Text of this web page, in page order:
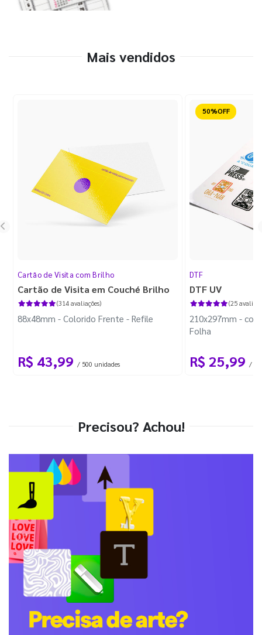
Mais vendidos
Cartão de Visita com Brilho
Cartão de Visita em Couché Brilho
(314 avaliações)
88x48mm - Colorido Frente - Refile
R$ 43,99 / 500 unidades
Reduzido
DTF
DTF UV
(25
210x297mm -
Folha
R$ 25,99 / 1
Precisou? Achou!